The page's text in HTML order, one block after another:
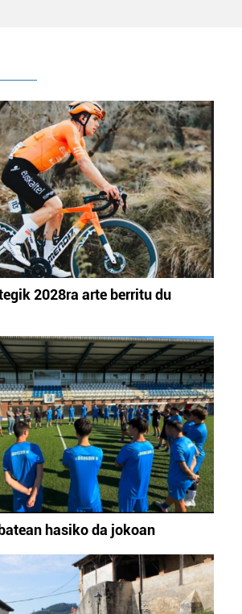
2028ra arte berritu du
hasiko da jokoan